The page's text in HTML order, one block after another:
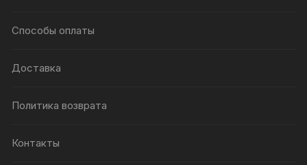
Способы оплаты
Доставка
Политика возврата
Контакты